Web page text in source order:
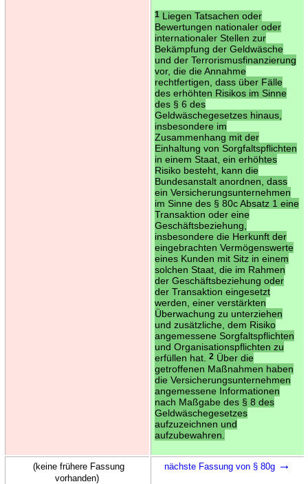
1Liegen Tatsachen oder
Bewertungen nationaler oder
internationaler Stellen zur
Bekämpfung der Geldwäsche
und der Terrorismusfinanzierung
vor, die die Annahme
rechtfertigen, dass über Fälle
des erhöhten Risikos im Sinne
des § 6 des
Geldwäschegesetzes hinaus,
insbesondere im
Zusammenhang mit der
Einhaltung von Sorgfaltspflichten
in einem Staat, ein erhöhtes
Risiko besteht, kann die
Bundesanstalt anordnen, dass
ein Versicherungsunternehmen
im Sinne des § 80c Absatz 1 eine
Transaktion oder eine
Geschäftsbeziehung,
insbesondere die Herkunft der
eingebrachten Vermögenswerte
eines Kunden mit Sitz in einem
solchen Staat, die im Rahmen
der Geschäftsbeziehung oder
der Transaktion eingesetzt
werden, einer verstärkten
Überwachung zu unterziehen
und zusätzliche, dem Risiko
angemessene Sorgfaltspflichten
und Organisationspflichten zu
erfüllen hat.
2Über die
getroffenen Maßnahmen haben
die Versicherungsunternehmen
angemessene Informationen
nach Maßgabe des § 8 des
Geldwäschegesetzes
aufzuzeichnen und
aufzubewahren.
(keine frühere Fassung
vorhanden)
nächste Fassung von § 80g →